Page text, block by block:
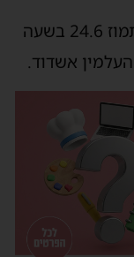
הלוויתו תתקיים הערב (רביעי) ח' בתמוז 24.6 בשעה